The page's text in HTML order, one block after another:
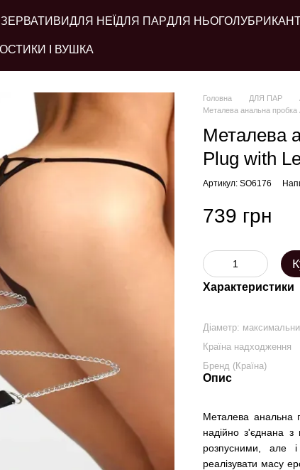
ДЛЯ НЕЇ ДЛЯ ПАРДЛЯ НЬОГО
І ВУШКА
Головна ДЛЯ ПАР
Металева анальна пробка
Металева
Plug with
Артикул: SO6176
739 грн
Характеристики
Діаметр:
Країна надходження
Бренд (Країна)
Опис
Металева анальна
надійно з'єднана з
розпусними, але
реалізувати масу